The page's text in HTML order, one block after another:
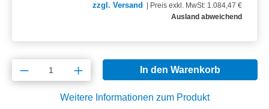
zzgl. Versand
Preis exkl. MwSt: 1.084,47 €
Ausland abweichend
Produkt Anzahl: Gib den gewünschten
In den Warenkorb
Weitere Informationen zum Produkt